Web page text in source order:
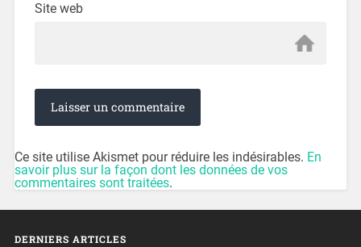
Site web
Ce site utilise Akismet pour réduire les indésirables. En
savoir plus sur la façon dont les données de vos
commentaires sont traitées.
DERNIERS ARTICLES